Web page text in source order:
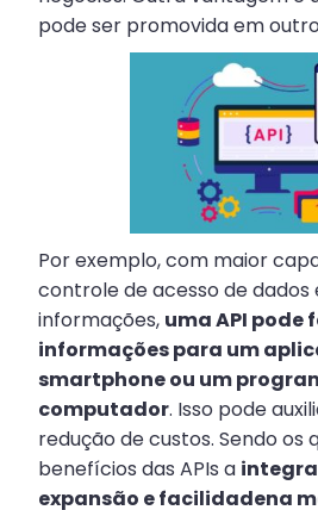
pode ser promovida em
Por exemplo, com maior
controle de acesso de dados
informações, uma API pode
informações para um
smartphone ou um
computador. Isso pode
redução de custos. Sendo os
benefícios das APIs a
expansão e facilidadena